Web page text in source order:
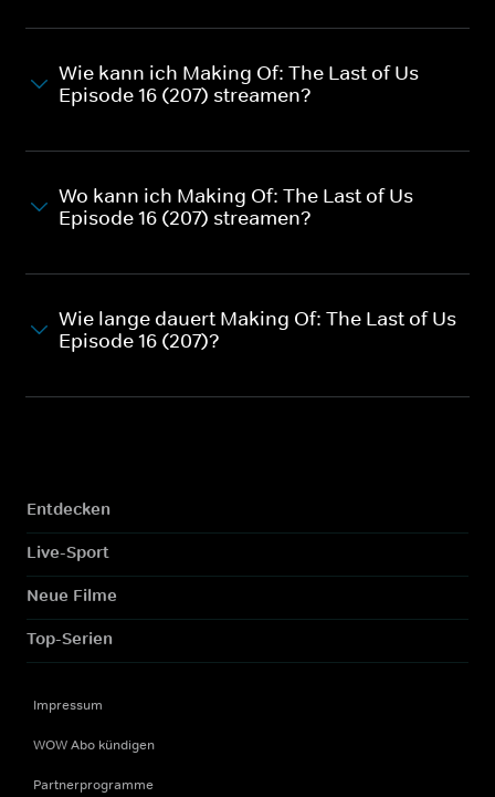
Wie kann ich Making Of: The Last of Us
Episode 16 (207) streamen?
Wo kann ich Making Of: The Last of Us
Episode 16 (207) streamen?
Wie lange dauert Making Of: The Last of Us
Episode 16 (207)?
Entdecken
Live-Sport
Neue Filme
Top-Serien
Impressum
WOW Abo kündigen
Partnerprogramme